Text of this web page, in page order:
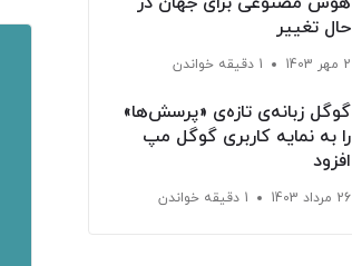
حال تغییر
2 مهر 1403 1 دقیقه خواندن
گوگل زبانه‌ی تازه‌ی «پرسش‌ها»
را به نمایه کاربری گوگل مپ
افزود
26 مرداد 1403 1 دقیقه خواندن